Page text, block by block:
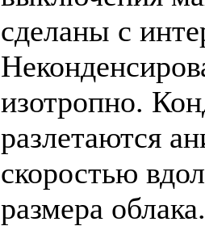
сделаны с
изотропно.
разлетаются
скоростью
размера облака.